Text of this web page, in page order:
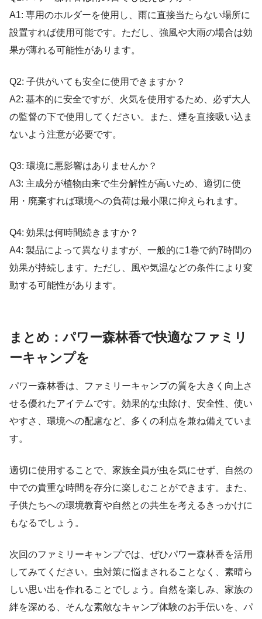
A1: 専用のホルダーを使用し、雨に直接当たらない場所に
設置すれば使用可能です。ただし、強風や大雨の場合は効
果が薄れる可能性があります。
Q2: 子供がいても安全に使用できますか？
A2: 基本的に安全ですが、火気を使用するため、必ず大人
の監督の下で使用してください。また、煙を直接吸い込ま
ないよう注意が必要です。
Q3: 環境に悪影響はありませんか？
A3: 主成分が植物由来で生分解性が高いため、適切に使
用・廃棄すれば環境への負荷は最小限に抑えられます。
Q4: 効果は何時間続きますか？
A4: 製品によって異なりますが、一般的に1巻で約7時間の
効果が持続します。ただし、風や気温などの条件により変
動する可能性があります。
まとめ：パワー森林香で快適なファミリ
ーキャンプを
パワー森林香は、ファミリーキャンプの質を大きく向上さ
せる優れたアイテムです。効果的な虫除け、安全性、使い
やすさ、環境への配慮など、多くの利点を兼ね備えていま
す。
適切に使用することで、家族全員が虫を気にせず、自然の
中での貴重な時間を存分に楽しむことができます。また、
子供たちへの環境教育や自然との共生を考えるきっかけに
もなるでしょう。
次回のファミリーキャンプでは、ぜひパワー森林香を活用
してみてください。虫対策に悩まされることなく、素晴ら
しい思い出を作れることでしょう。自然を楽しみ、家族の
絆を深める、そんな素敵なキャンプ体験のお手伝いを、パ